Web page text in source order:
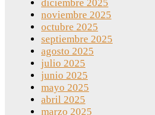
diciembre 2025
noviembre 2025
octubre 2025
septiembre 2025
agosto 2025
julio 2025
junio 2025
mayo 2025
abril 2025
marzo 2025